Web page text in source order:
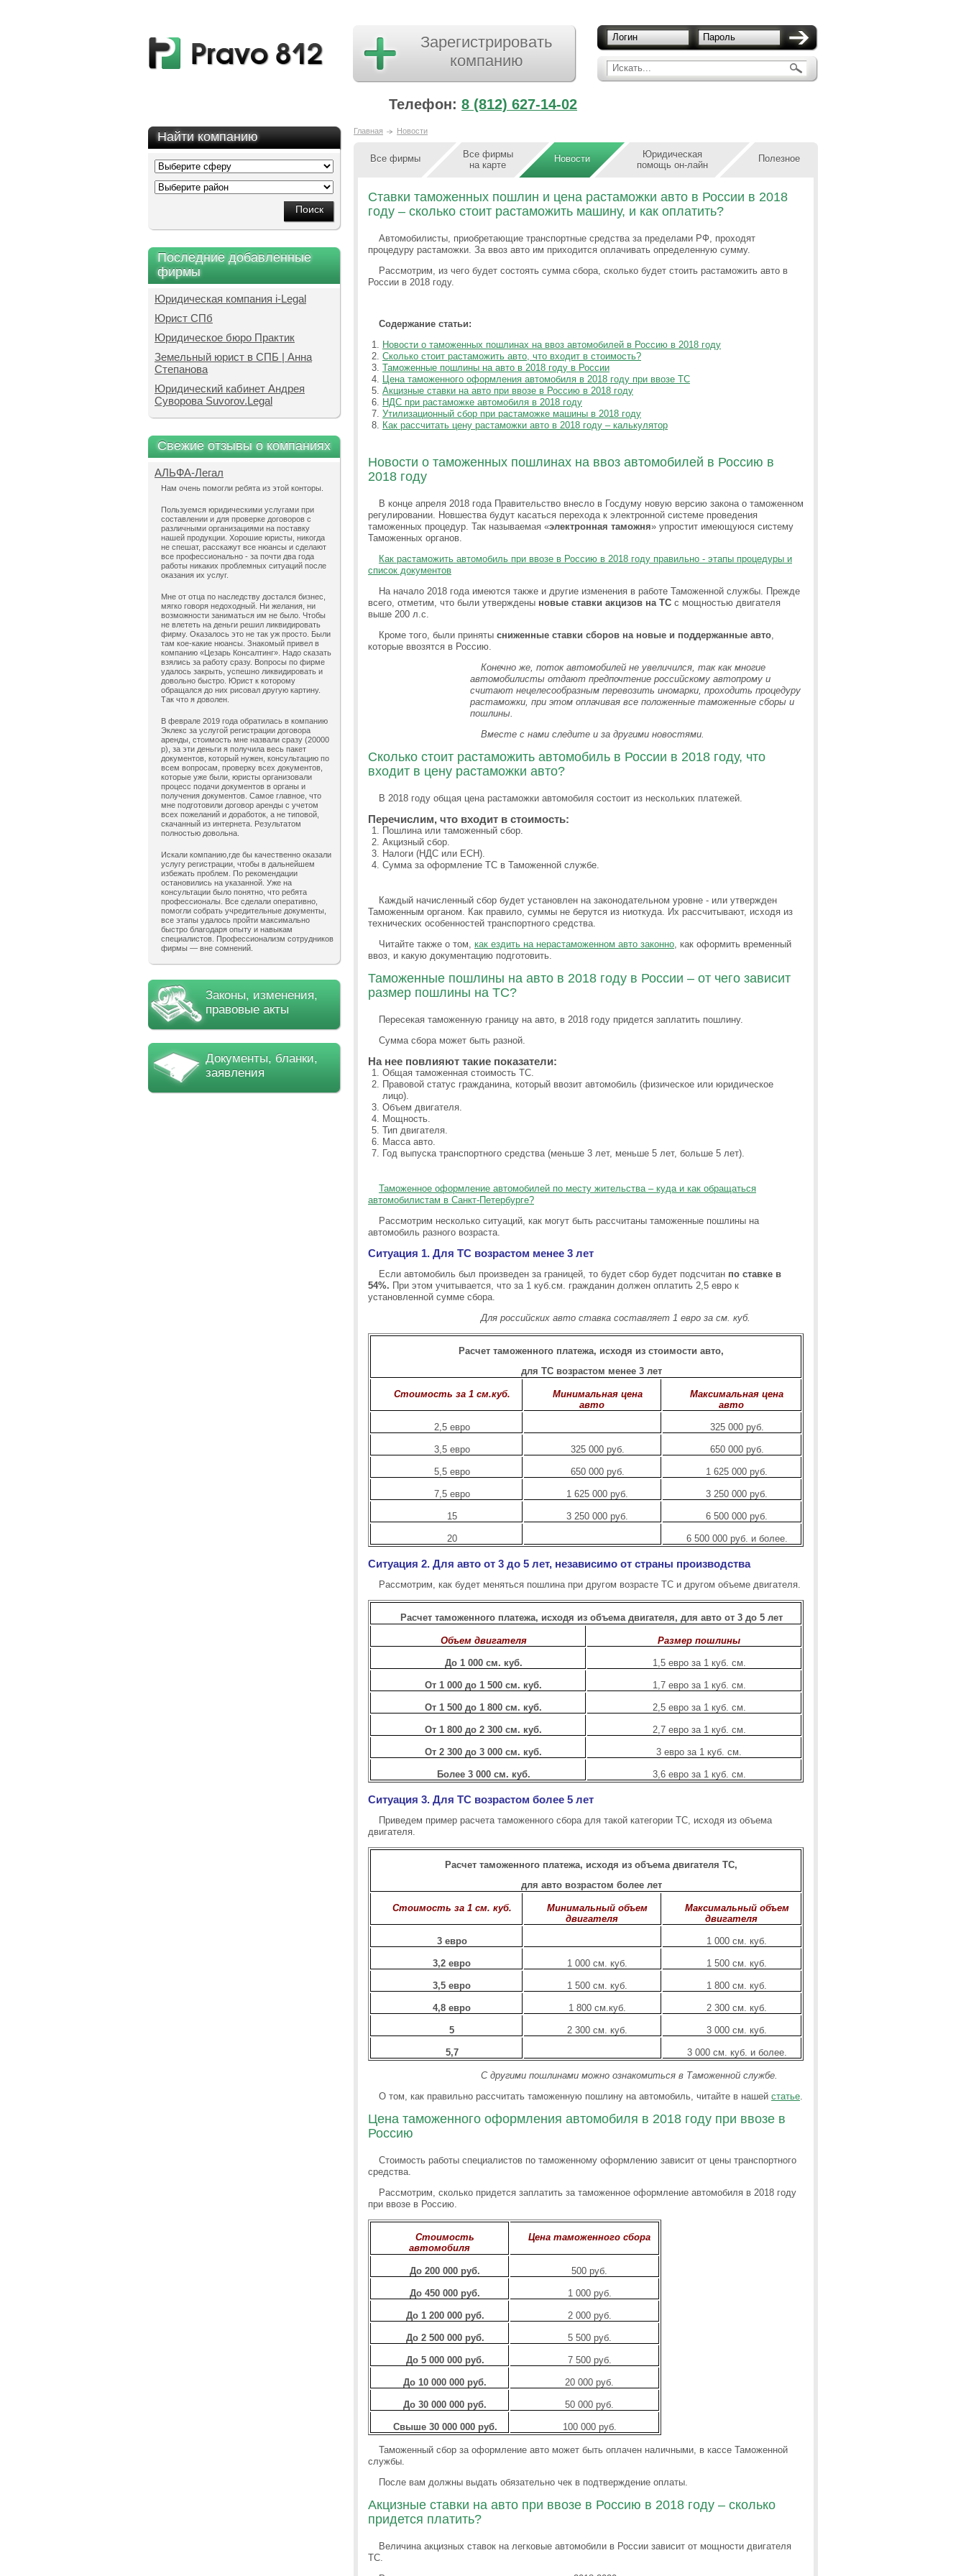
Искать...
Логин Пароль
Зарегистрировать
компанию
Телефон: 8 (812) 627-14-02
Найти компанию
Последние добавленные
фирмы
Юридическая компания i-Legal
Юрист СПб
Юридическое бюро Практик
Земельный юрист в СПБ | Анна
Степанова
Юридический кабинет Андрея
Суворова Suvorov.Legal
Свежие отзывы о компаниях
АЛЬФА-Легал
Нам очень помогли ребята из этой конторы.
Пользуемся юридическими услугами при
составлении и для проверке договоров с
различными организациями на поставку
нашей продукции. Хорошие юристы, никогда
не спешат, расскажут все нюансы и сделают
все профессионально - за почти два года
работы никаких проблемных ситуаций после
оказания их услуг.
Мне от отца по наследству достался бизнес,
мягко говоря недоходный. Ни желания, ни
возможности заниматься им не было. Чтобы
не влететь на деньги решил ликвидировать
фирму. Оказалось это не так уж просто. Были
там кое-какие нюансы. Знакомый привел в
компанию «Цезарь Консалтинг». Надо сказать
взялись за работу сразу. Вопросы по фирме
удалось закрыть, успешно ликвидировать и
довольно быстро. Юрист к которому
обращался до них рисовал другую картину.
Так что я доволен.
В феврале 2019 года обратилась в компанию
Эклекс за услугой регистрации договора
аренды, стоимость мне назвали сразу (20000
р), за эти деньги я получила весь пакет
документов, который нужен, консультацию по
всем вопросам, проверку всех документов,
которые уже были, юристы организовали
процесс подачи документов в органы и
получения документов. Самое главное, что
мне подготовили договор аренды с учетом
всех пожеланий и доработок, а не типовой,
скачанный из интернета. Результатом
полностью довольна.
Искали компанию,где бы качественно оказали
услугу регистрации, чтобы в дальнейшем
избежать проблем. По рекомендации
остановились на указанной. Уже на
консультации было понятно, что ребята
профессионалы. Все сделали оперативно,
помогли собрать учредительные документы,
все этапы удалось пройти максимально
быстро благодаря опыту и навыкам
специалистов. Профессионализм сотрудников
фирмы — вне сомнений.
Законы, изменения,
правовые акты
Документы, бланки,
заявления
Главная Новости
Все фирмы
Все фирмы
на карте
Новости
Юридическая
помощь он-лайн
Полезное
Ставки таможенных пошлин и цена растаможки авто в России в 2018
году – сколько стоит растаможить машину, и как оплатить?
Автомобилисты, приобретающие транспортные средства за пределами РФ, проходят
процедуру растаможки. За ввоз авто им приходится оплачивать определенную сумму.
Рассмотрим, из чего будет состоять сумма сбора, сколько будет стоить растаможить авто в
России в 2018 году.
Содержание статьи:
Новости о таможенных пошлинах на ввоз автомобилей в Россию в 2018 году
Сколько стоит растаможить авто, что входит в стоимость?
Таможенные пошлины на авто в 2018 году в России
Цена таможенного оформления автомобиля в 2018 году при ввозе ТС
Акцизные ставки на авто при ввозе в Россию в 2018 году
НДС при растаможке автомобиля в 2018 году
Утилизационный сбор при растаможке машины в 2018 году
Как рассчитать цену растаможки авто в 2018 году – калькулятор
Новости о таможенных пошлинах на ввоз автомобилей в Россию в
2018 году
В конце апреля 2018 года Правительство внесло в Госдуму новую версию закона о таможенном
регулировании. Новшества будут касаться перехода к электронной системе проведения
таможенных процедур. Так называемая «электронная таможня» упростит имеющуюся систему
Таможенных органов.
Как растаможить автомобиль при ввозе в Россию в 2018 году правильно - этапы процедуры и
список документов
На начало 2018 года имеются также и другие изменения в работе Таможенной службы. Прежде
всего, отметим, что были утверждены новые ставки акцизов на ТС с мощностью двигателя
выше 200 л.с.
Кроме того, были приняты сниженные ставки сборов на новые и поддержанные авто,
которые ввозятся в Россию.
Конечно же, поток автомобилей не увеличился, так как многие
автомобилисты отдают предпочтение российскому автопрому и
считают нецелесообразным перевозить иномарки, проходить процедуру
растаможки, при этом оплачивая все положенные таможенные сборы и
пошлины.
Вместе с нами следите и за другими новостями.
Сколько стоит растаможить автомобиль в России в 2018 году, что
входит в цену растаможки авто?
В 2018 году общая цена растаможки автомобиля состоит из нескольких платежей.
Перечислим, что входит в стоимость:
Пошлина или таможенный сбор.
Акцизный сбор.
Налоги (НДС или ЕСН).
Сумма за оформление ТС в Таможенной службе.
Каждый начисленный сбор будет установлен на законодательном уровне - или утвержден
Таможенным органом. Как правило, суммы не берутся из ниоткуда. Их рассчитывают, исходя из
технических особенностей транспортного средства.
Читайте также о том, как ездить на нерастаможенном авто законно, как оформить временный
ввоз, и какую документацию подготовить.
Таможенные пошлины на авто в 2018 году в России – от чего зависит
размер пошлины на ТС?
Пересекая таможенную границу на авто, в 2018 году придется заплатить пошлину.
Сумма сбора может быть разной.
На нее повлияют такие показатели:
Общая таможенная стоимость ТС.
Правовой статус гражданина, который ввозит автомобиль (физическое или юридическое
лицо).
Объем двигателя.
Мощность.
Тип двигателя.
Масса авто.
Год выпуска транспортного средства (меньше 3 лет, меньше 5 лет, больше 5 лет).
Таможенное оформление автомобилей по месту жительства – куда и как обращаться
автомобилистам в Санкт-Петербурге?
Рассмотрим несколько ситуаций, как могут быть рассчитаны таможенные пошлины на
автомобиль разного возраста.
Ситуация 1. Для ТС возрастом менее 3 лет
Если автомобиль был произведен за границей, то будет сбор будет подсчитан по ставке в
54%. При этом учитывается, что за 1 куб.см. гражданин должен оплатить 2,5 евро к
установленной сумме сбора.
Для российских авто ставка составляет 1 евро за см. куб.
Расчет таможенного платежа, исходя из стоимости авто,
для ТС возрастом менее 3 лет
Стоимость за 1 см.куб.
Минимальная цена
авто
Максимальная цена
авто
2,5 евро 325 000 руб.
3,5 евро 325 000 руб. 650 000 руб.
5,5 евро 650 000 руб. 1 625 000 руб.
7,5 евро 1 625 000 руб. 3 250 000 руб.
15 3 250 000 руб. 6 500 000 руб.
20 6 500 000 руб. и более.
Ситуация 2. Для авто от 3 до 5 лет, независимо от страны производства
Рассмотрим, как будет меняться пошлина при другом возрасте ТС и другом объеме двигателя.
Расчет таможенного платежа, исходя из объема двигателя, для авто от 3 до 5 лет
Объем двигателя Размер пошлины
До 1 000 см. куб. 1,5 евро за 1 куб. см.
От 1 000 до 1 500 см. куб. 1,7 евро за 1 куб. см.
От 1 500 до 1 800 см. куб. 2,5 евро за 1 куб. см.
От 1 800 до 2 300 см. куб. 2,7 евро за 1 куб. см.
От 2 300 до 3 000 см. куб. 3 евро за 1 куб. см.
Более 3 000 см. куб. 3,6 евро за 1 куб. см.
Ситуация 3. Для ТС возрастом более 5 лет
Приведем пример расчета таможенного сбора для такой категории ТС, исходя из объема
двигателя.
Расчет таможенного платежа, исходя из объема двигателя ТС,
для авто возрастом более лет
Стоимость за 1 см. куб.
Минимальный объем
двигателя
Максимальный объем
двигателя
3 евро 1 000 см. куб.
3,2 евро 1 000 см. куб. 1 500 см. куб.
3,5 евро 1 500 см. куб. 1 800 см. куб.
4,8 евро 1 800 см.куб. 2 300 см. куб.
5 2 300 см. куб. 3 000 см. куб.
5,7 3 000 см. куб. и более.
С другими пошлинами можно ознакомиться в Таможенной службе.
О том, как правильно рассчитать таможенную пошлину на автомобиль, читайте в нашей статье.
Цена таможенного оформления автомобиля в 2018 году при ввозе в
Россию
Стоимость работы специалистов по таможенному оформлению зависит от цены транспортного
средства.
Рассмотрим, сколько придется заплатить за таможенное оформление автомобиля в 2018 году
при ввозе в Россию.
Стоимость
автомобиля
Цена таможенного сбора
До 200 000 руб. 500 руб.
До 450 000 руб. 1 000 руб.
До 1 200 000 руб. 2 000 руб.
До 2 500 000 руб. 5 500 руб.
До 5 000 000 руб. 7 500 руб.
До 10 000 000 руб. 20 000 руб.
До 30 000 000 руб. 50 000 руб.
Свыше 30 000 000 руб. 100 000 руб.
Таможенный сбор за оформление авто может быть оплачен наличными, в кассе Таможенной
службы.
После вам должны выдать обязательно чек в подтверждение оплаты.
Акцизные ставки на авто при ввозе в Россию в 2018 году – сколько
придется платить?
Величина акцизных ставок на легковые автомобили в России зависит от мощности двигателя
ТС.